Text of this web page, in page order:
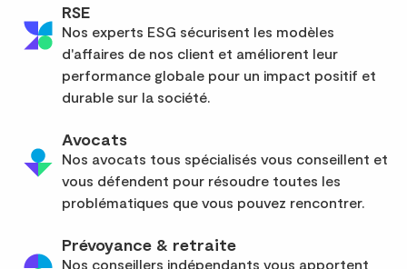
RSE
Nos experts ESG sécurisent les modèles
d'affaires de nos client et améliorent leur
performance globale pour un impact positif et
durable sur la société.
Avocats
Nos avocats tous spécialisés vous conseillent et
vous défendent pour résoudre toutes les
problématiques que vous pouvez rencontrer.
Prévoyance & retraite
Nos conseillers indépendants vous apportent